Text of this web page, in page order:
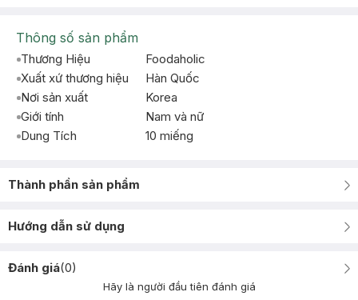
Thông số sản phẩm
Thương Hiệu
Foodaholic
Xuất xứ thương hiệu
Hàn Quốc
Nơi sản xuất
Korea
Giới tính
Nam và nữ
Dung Tích
10 miếng
Thành phần sản phẩm
Hướng dẫn sử dụng
Đánh giá(0)
Hãy là người đầu tiên đánh giá